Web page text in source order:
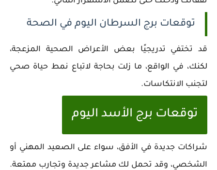
توقعات برج السرطان اليوم في الصحة
قد تختفي تدريجيًا بعض الأعراض الصحية المزعجة،
لكنك، في الواقع، ما زلت بحاجة لاتباع نمط حياة صحي
لتجنب الانتكاسات.
توقعات برج الأسد اليوم
شراكات جديدة في الأفق، سواء على الصعيد المهني أو
الشخصي، وقد تحمل لك مشاعر جديدة وتجارب ممتعة.